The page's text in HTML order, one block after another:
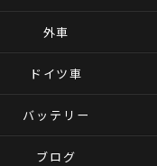
外車
ドイツ車
バッテリー
ブログ